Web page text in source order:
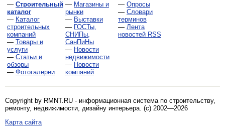
— Строительный
каталог
— Каталог
строительных
компаний
— Товары и
услуги
— Статьи и
обзоры
— Фотогалереи
— Магазины и
рынки
— Выставки
— ГОСТы,
СНИПы,
СанПиНы
— Новости
недвижимости
— Новости
компаний
— Опросы
— Словари
терминов
— Лента
новостей RSS
Copyright by RMNT.RU - информационная система по строительству,
ремонту, недвижимости, дизайну интерьера. (c) 2002—2026
Карта сайта